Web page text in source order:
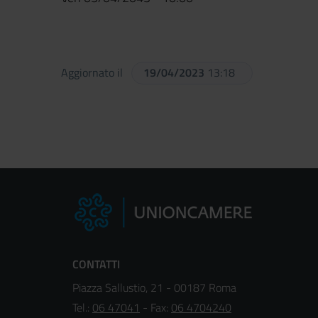
Aggiornato il 19/04/2023 13:18
CONTATTI
Piazza Sallustio, 21 - 00187 Roma
Tel.: 06 47041 - Fax: 06 4704240